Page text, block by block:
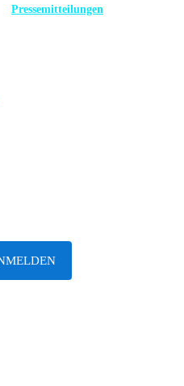
Presse­mitteilungen